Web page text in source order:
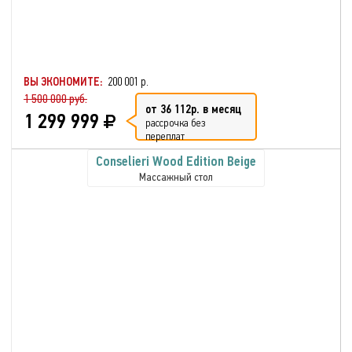
ВЫ ЭКОНОМИТЕ: 200 001 р.
1 500 000 руб.
1 299 999 от 36 112р. в месяц
рассрочка без
переплат
Conselieri Wood Edition Beige
Массажный стол